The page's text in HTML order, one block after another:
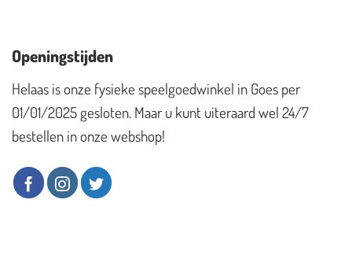
Openingstijden
Helaas is onze fysieke speelgoedwinkel in Goes per
01/01/2025 gesloten. Maar u kunt uiteraard wel 24/7
bestellen in onze webshop!